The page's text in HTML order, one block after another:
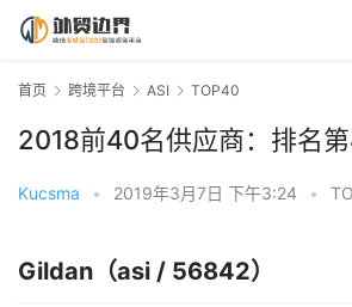
首页 跨境平台 ASI TOP40
2018前40名供应商：排名
Kucsma • 2019年3月7日 下午3:24 •
Gildan（asi / 56842）